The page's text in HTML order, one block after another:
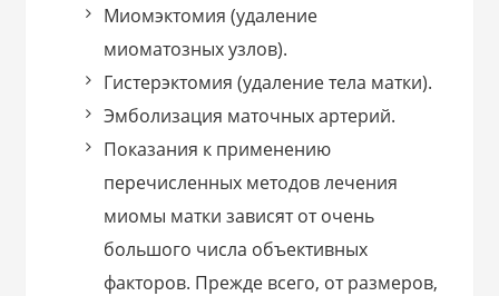
Миомэктомия (удаление
миоматозных узлов).
Гистерэктомия (удаление тела матки).
Эмболизация маточных артерий.
Показания к применению
перечисленных методов лечения
миомы матки зависят от очень
большого числа объективных
факторов. Прежде всего, от размеров,